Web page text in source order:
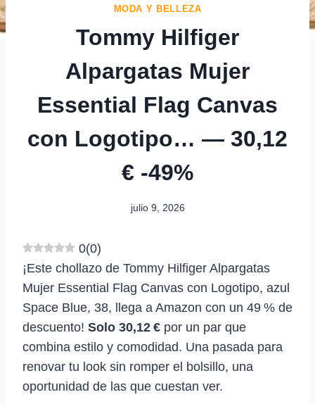
MODA Y BELLEZA
Tommy Hilfiger
Alpargatas Mujer
Essential Flag Canvas
con Logotipo… — 30,12
€ -49%
julio 9, 2026
0(0)
¡Este chollazo de Tommy Hilfiger Alpargatas
Mujer Essential Flag Canvas con Logotipo, azul
Space Blue, 38, llega a Amazon con un 49 % de
descuento! Solo 30,12 € por un par que
combina estilo y comodidad. Una pasada para
renovar tu look sin romper el bolsillo, una
oportunidad de las que cuestan ver.